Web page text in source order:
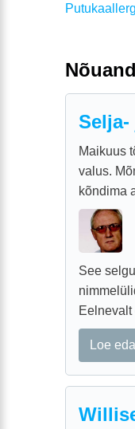
Maikuus
valus.
kõndima
See
Loe